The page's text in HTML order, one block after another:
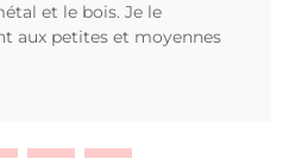
et le bois. Je le
aux petites et moyennes